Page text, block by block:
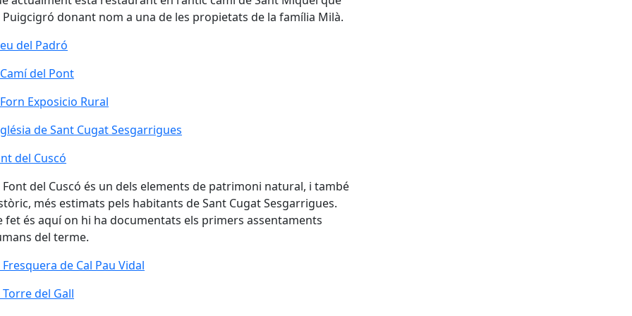
Puigcigró donant nom a una de les propietats de la família Milà.
del Padró
del Pont
del Pont
Exposicio Rural
Exposicio Rural
de Sant Cugat Sesgarrigues
de Sant Cugat Sesgarrigues
del Cuscó
del Cuscó
Font del Cuscó és un dels elements de patrimoni natural, i també
més estimats pels habitants de Sant Cugat Sesgarrigues.
fet és aquí on hi ha documentats els primers assentaments
del terme.
Fresquera de Cal Pau Vidal
Fresquera de Cal Pau Vidal
Torre del Gall
Torre del Gall